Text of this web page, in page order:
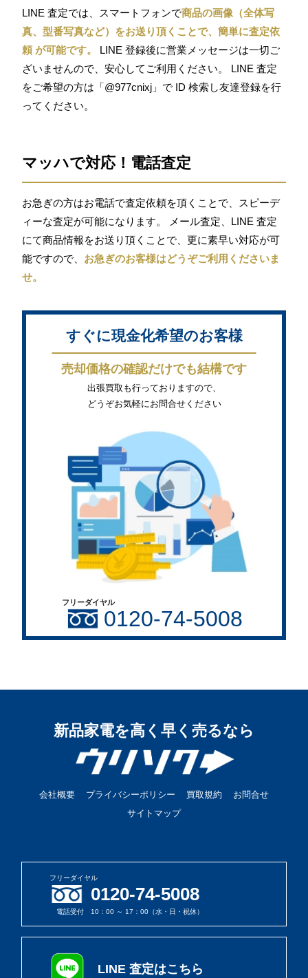
LINE 査定では、スマートフォンで商品の画像（全体写
真、型番写真など）をお送り頂くことで、簡単に査定依
頼 が可能です。
LINE 登録後に営業メッセージは一切ご
ざいませんので、安心してご利用ください。 LINE 査定
をご希望の方は「@977cnixj」で ID 検索し友達登録を行
ってください。
マッハで対応！電話査定
お急ぎの方はお電話で査定依頼を頂くことで、スピーデ
ィーな査定が可能になります。 メール査定、LINE 査定
にて商品情報をお送り頂くことで、更に素早い対応が可
能ですので、 お急ぎのお客様はどうぞご利用くださいま
せ。
すぐに現金化希望のお客様
売却価格の確認だけでも結構です
出張買取も行っておりますので、
どうぞお気軽にお問合せください
フリーダイヤル
0120-74-5008
新品家電を高く早く売るなら
会社概要 プライバシーポリシー 買取規約
お問合せ
サイトマップ
フリーダイヤル
0120-74-5008
電話受付 10：00 ～ 17：00（水・日・祝休）
LINE 査定はこちら